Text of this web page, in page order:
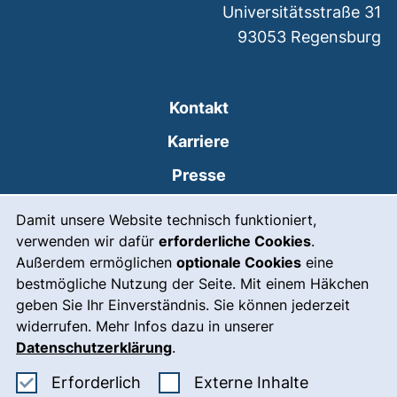
Damit unsere Website technisch funktioniert,
verwenden wir dafür erforderliche Cookies.
Außerdem ermöglichen optionale Cookies eine
bestmögliche Nutzung der Seite. Mit einem Häkchen
geben Sie Ihr Einverständnis. Sie können jederzeit
widerrufen. Mehr Infos dazu in unserer
Datenschutzerklärung.
Erforderlich Erforderliche Cookies akzeptieren
Externe Inhalte: Externe
Kontakt
Karriere
Presse
Leichte Sprache
Gebärdensprache
Notfall(externer Link, öffnet
Impressum
Barrierefreiheit
Universitätsstraße 31
93053 Regensburg